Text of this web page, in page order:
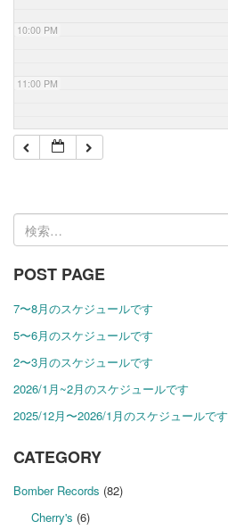
10:00 PM
11:00 PM
検
索:
POST PAGE
7〜8月のスケジュールです
5〜6月のスケジュールです
2〜3月のスケジュールです
2026/1月~2月のスケジュールです
2025/12月〜2026/1月のスケジュールです
CATEGORY
Bomber Records (82)
Cherry's (6)